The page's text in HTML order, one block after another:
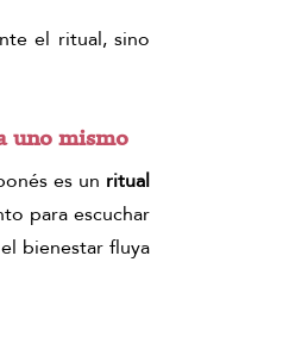
el ritual, sino
uno mismo
es un ritual
para escuchar
bienestar fluya